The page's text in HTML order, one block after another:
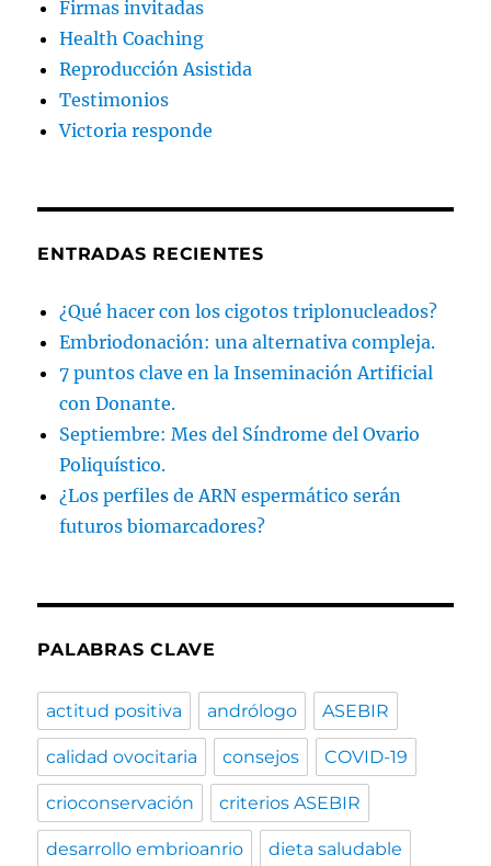
Firmas invitadas
Health Coaching
Reproducción Asistida
Testimonios
Victoria responde
ENTRADAS RECIENTES
¿Qué hacer con los cigotos triplonucleados?
Embriodonación: una alternativa compleja.
7 puntos clave en la Inseminación Artificial
con Donante.
Septiembre: Mes del Síndrome del Ovario
Poliquístico.
¿Los perfiles de ARN espermático serán
futuros biomarcadores?
PALABRAS CLAVE
actitud positiva andrólogo ASEBIR
calidad ovocitaria consejos COVID-19
crioconservación criterios ASEBIR
desarrollo embrioanrio dieta saludable